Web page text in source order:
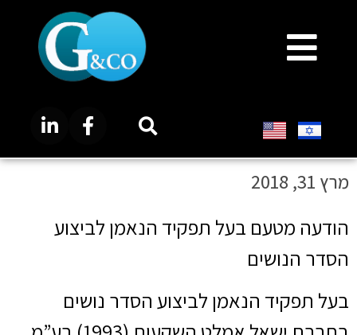
מרץ 31, 2018
הודעה מטעם בעל תפקיד הנאמן לביצוע
הסדר הנושים
בעל תפקיד הנאמן לביצוע הסדר נושים